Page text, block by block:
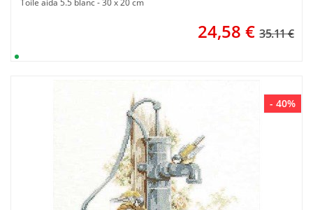
Toile aida 5.5 blanc - 30 x 20 cm
24,58 € 35.11 €
- 40%